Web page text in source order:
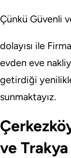
Çünkü Güvenli
dolayısı ile
evden eve
getirdiği
sunmaktayız.
ve